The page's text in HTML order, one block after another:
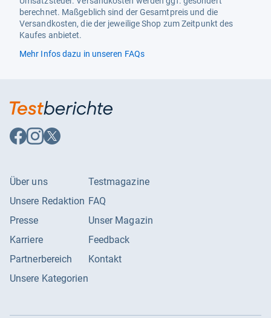
berechnet. Maßgeblich sind der Gesamtpreis und die
Versandkosten, die der jeweilige Shop zum Zeitpunkt des
Kaufes anbietet.
Mehr Infos dazu in unseren FAQs
Auf
Facebook
Auf
Instagram
Auf
X
Über uns
Unsere Redaktion
Presse
Karriere
Partnerbereich
Unsere Kategorien
Testmagazine
FAQ
Unser Magazin
Feedback
Kontakt